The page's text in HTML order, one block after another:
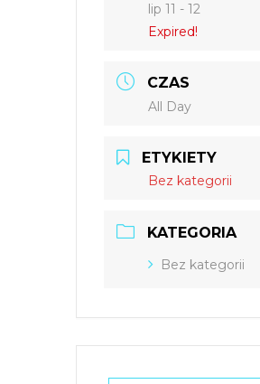
lip 11 - 12
Expired!
CZAS
All Day
ETYKIETY
Bez kategorii
KATEGORIA
Bez kategorii